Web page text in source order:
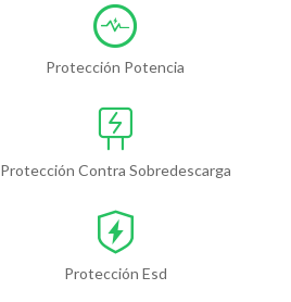
Protección Potencia
Protección Contra Sobredescarga
Protección Esd